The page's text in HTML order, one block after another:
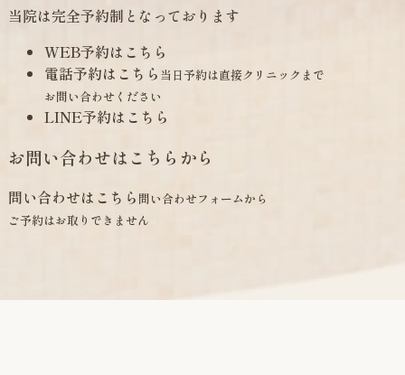
当院は完全予約制となっております
WEB予約はこちら
電話予約はこちら 当日予約は直接クリニックまで
お問い合わせください
LINE予約はこちら
お問い合わせはこちらから
問い合わせはこちら 問い合わせフォームから
ご予約はお取りできません